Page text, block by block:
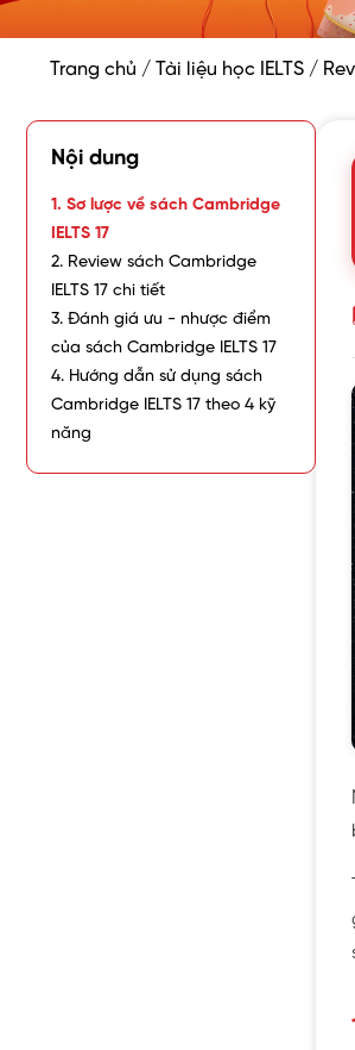
Trang chủ / Tài liệu học IELTS /
Nội dung
1. Sơ lược về sách Cambridge
IELTS 17
2. Review sách Cambridge
IELTS 17 chi tiết
3. Đánh giá ưu - nhược điểm
của sách Cambridge IELTS 17
4. Hướng dẫn sử dụng sách
Cambridge IELTS 17 theo 4 kỹ
năng